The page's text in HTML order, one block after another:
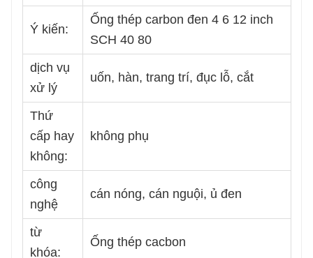
Ý kiến:
Ống thép carbon đen 4 6 12 inch
SCH 40 80
dịch vụ
xử lý
uốn, hàn, trang trí, đục lỗ, cắt
Thứ
cấp hay
không:
không phụ
công
nghệ
cán nóng, cán nguội, ủ đen
từ
khóa:
Ống thép cacbon